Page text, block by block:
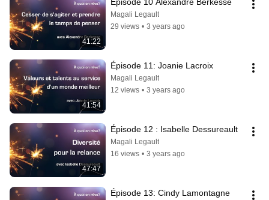
41:22
Magali Legault
29 views • 3 years ago
41:54
Épisode 11: Joanie Lacroix
Magali Legault
12 views • 3 years ago
47:47
Épisode 12 : Isabelle Dessureault
Magali Legault
16 views • 3 years ago
Épisode 13: Cindy Lamontagne